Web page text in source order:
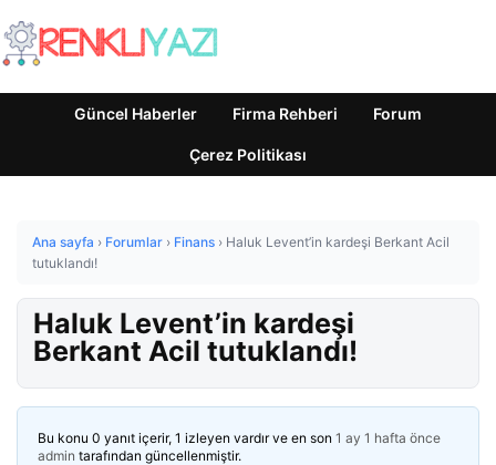
Güncel Haberler Firma Rehberi Forum
Çerez Politikası
Ana sayfa › Forumlar › Finans › Haluk Levent’in kardeşi Berkant Acil
tutuklandı!
Haluk Levent’in kardeşi
Berkant Acil tutuklandı!
Bu konu 0 yanıt içerir, 1 izleyen vardır ve en son 1 ay 1 hafta önce
admin tarafından güncellenmiştir.